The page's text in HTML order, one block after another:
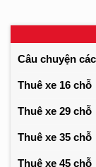
Câu chuyện
Thuê xe 16 chỗ
Thuê xe 29 chỗ
Thuê xe 35 chỗ
Thuê xe 45 chỗ